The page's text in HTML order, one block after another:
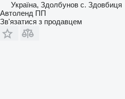
Україна, Здолбунов с. Здовбиця
Автоленд ПП
Зв'язатися з продавцем